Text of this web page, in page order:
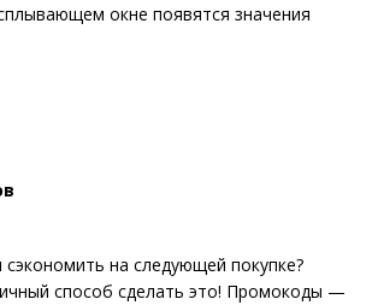
окне появятся значения
на следующей покупке?
способ сделать это! Промокоды —